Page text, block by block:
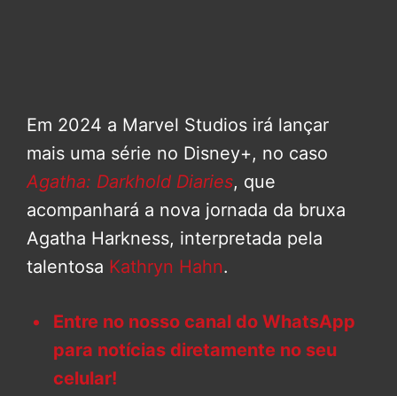
Em 2024 a Marvel Studios irá lançar
mais uma série no Disney+, no caso
Agatha: Darkhold Diaries, que
acompanhará a nova jornada da bruxa
Agatha Harkness, interpretada pela
talentosa Kathryn Hahn.
Entre no nosso canal do WhatsApp
para notícias diretamente no seu
celular!